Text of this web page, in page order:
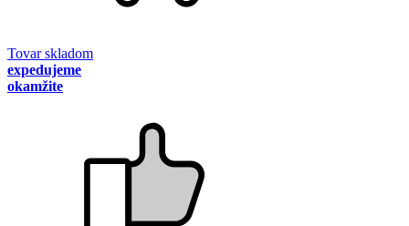
Tovar skladom
expedujeme
okamžite